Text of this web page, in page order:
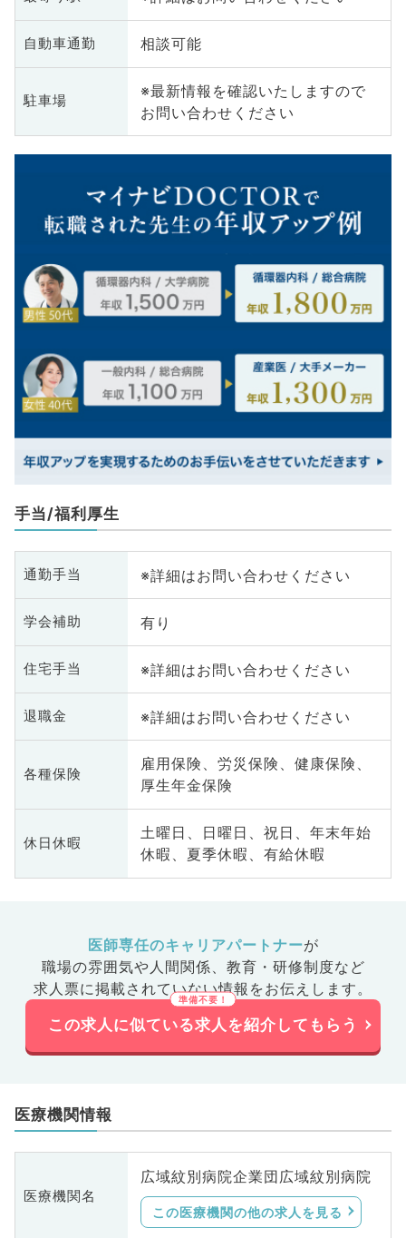
自動車通勤 相談可能
駐車場
※最新情報を確認いたしますので
お問い合わせください
手当/福利厚生
通勤手当 ※詳細はお問い合わせください
学会補助 有り
住宅手当 ※詳細はお問い合わせください
退職金 ※詳細はお問い合わせください
各種保険
雇用保険、労災保険、健康保険、
厚生年金保険
休日休暇
土曜日、日曜日、祝日、年末年始
休暇、夏季休暇、有給休暇
医師専任のキャリアパートナーが
職場の雰囲気や人間関係、 教育・研修制度など
求人票に掲載されていない情報をお伝えします。
この求人に似ている求人を紹介してもらう
医療機関情報
医療機関名
広域紋別病院企業団広域紋別病院
この医療機関の他の求人を見る